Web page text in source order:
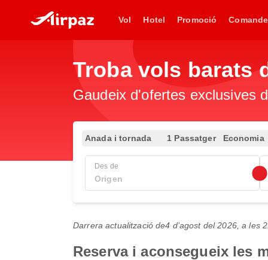
Vol Hotel Promoció
Troba vols barats
Gaudeix d'ofertes exclusives
Anada i tornada 1 Passatger Economia
Des de
Darrera actualització de4 d’agost del 2026, a les
Reserva i aconsegueix les